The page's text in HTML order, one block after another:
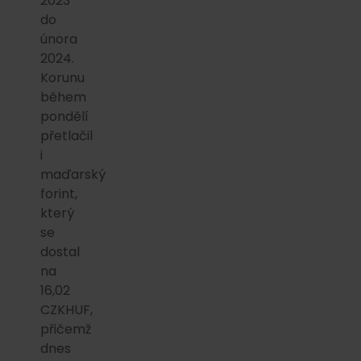
do
února
2024.
Korunu
během
pondělí
přetlačil
i
maďarský
forint,
který
se
dostal
na
16,02
CZKHUF,
přičemž
dnes